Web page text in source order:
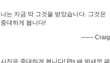
나는 지금 막 그것을 받았습니다. 그것은
중대하게 봅니다!
—— Craig
사진은 중대하게 봅니다! Pls 배 밤새껏 페